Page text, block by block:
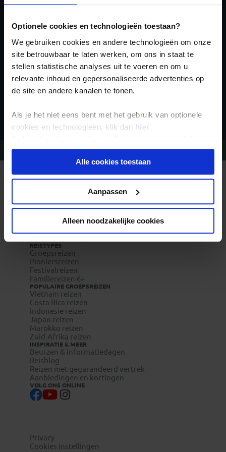
Optionele cookies en technologieën toestaan?
We gebruiken cookies en andere technologieën om onze
site betrouwbaar te laten werken, om ons in staat te
stellen statistische analyses uit te voeren en om u
relevante inhoud en gepersonaliseerde advertenties op
de site en andere kanalen te tonen.
Als je het niet eens bent met het gebruik van optionele
cookies en technologieën, klik dan hier .
Je kunt je selectie in de instellingen aanpassen of deze
onder aan de pagina op elk gewenst moment voor de
toekomst wijzigen.Alle cookies toestaan
Aanpassen
Alleen noodzakelijke cookies
nieuwsbrief
Vragen?Bel 09-234 13 11
REIZEN MET KONING AAP
Duurzaam toerisme
Vacatures
Veelgestelde vragen
REISTYPES
Groepsreizen
Pioniersreizen
Festivalreizen
Familiereizen 6+
POPULAIRE GROEPSREIZEN
Vietnam reizen
Costa Rica reizen
Indonesie reizen
Japan reizen
Marokko reizen
Zuid-Afrika reizen
INSPIRATIE & MEER
Beurzen & informatiedagen
Reisblog
Reizen met gegarandeerd vertrek
Aanbiedingen en kortingen
VOLG ONS ONLINE
Privacy
Cookies instellingen